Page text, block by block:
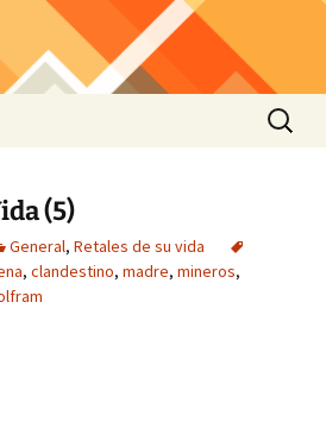
Buscar:
(5)
General, Retales de su vida
, clandestino, madre, mineros,